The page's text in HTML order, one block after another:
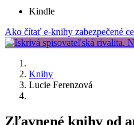
Kindle
Ako čítať e-knihy zabezpečené
Knihy
Lucie Ferenzová
Zľavnené knihy od